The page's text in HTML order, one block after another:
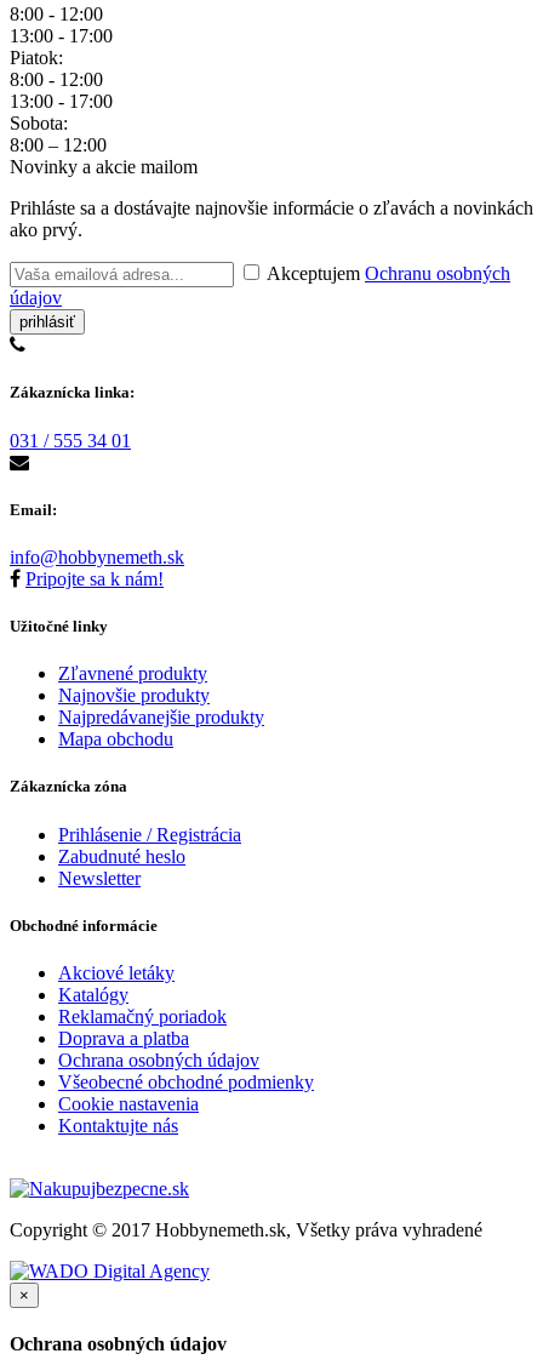
8:00 - 12:00
13:00 - 17:00
Piatok:
8:00 - 12:00
13:00 - 17:00
Sobota:
8:00 – 12:00
Novinky a akcie mailom
Prihláste sa a dostávajte najnovšie informácie o zľavách a novinkách
ako prvý.
Akceptujem Ochranu osobných
údajov
Zákaznícka linka:
031 / 555 34 01
Email:
info@hobbynemeth.sk
Pripojte sa k nám!
Užitočné linky
Zľavnené produkty
Najnovšie produkty
Najpredávanejšie produkty
Mapa obchodu
Zákaznícka zóna
Prihlásenie / Registrácia
Zabudnuté heslo
Newsletter
Obchodné informácie
Akciové letáky
Katalógy
Reklamačný poriadok
Doprava a platba
Ochrana osobných údajov
Všeobecné obchodné podmienky
Cookie nastavenia
Kontaktujte nás
Copyright © 2017 Hobbynemeth.sk, Všetky práva vyhradené
×
Ochrana osobných údajov